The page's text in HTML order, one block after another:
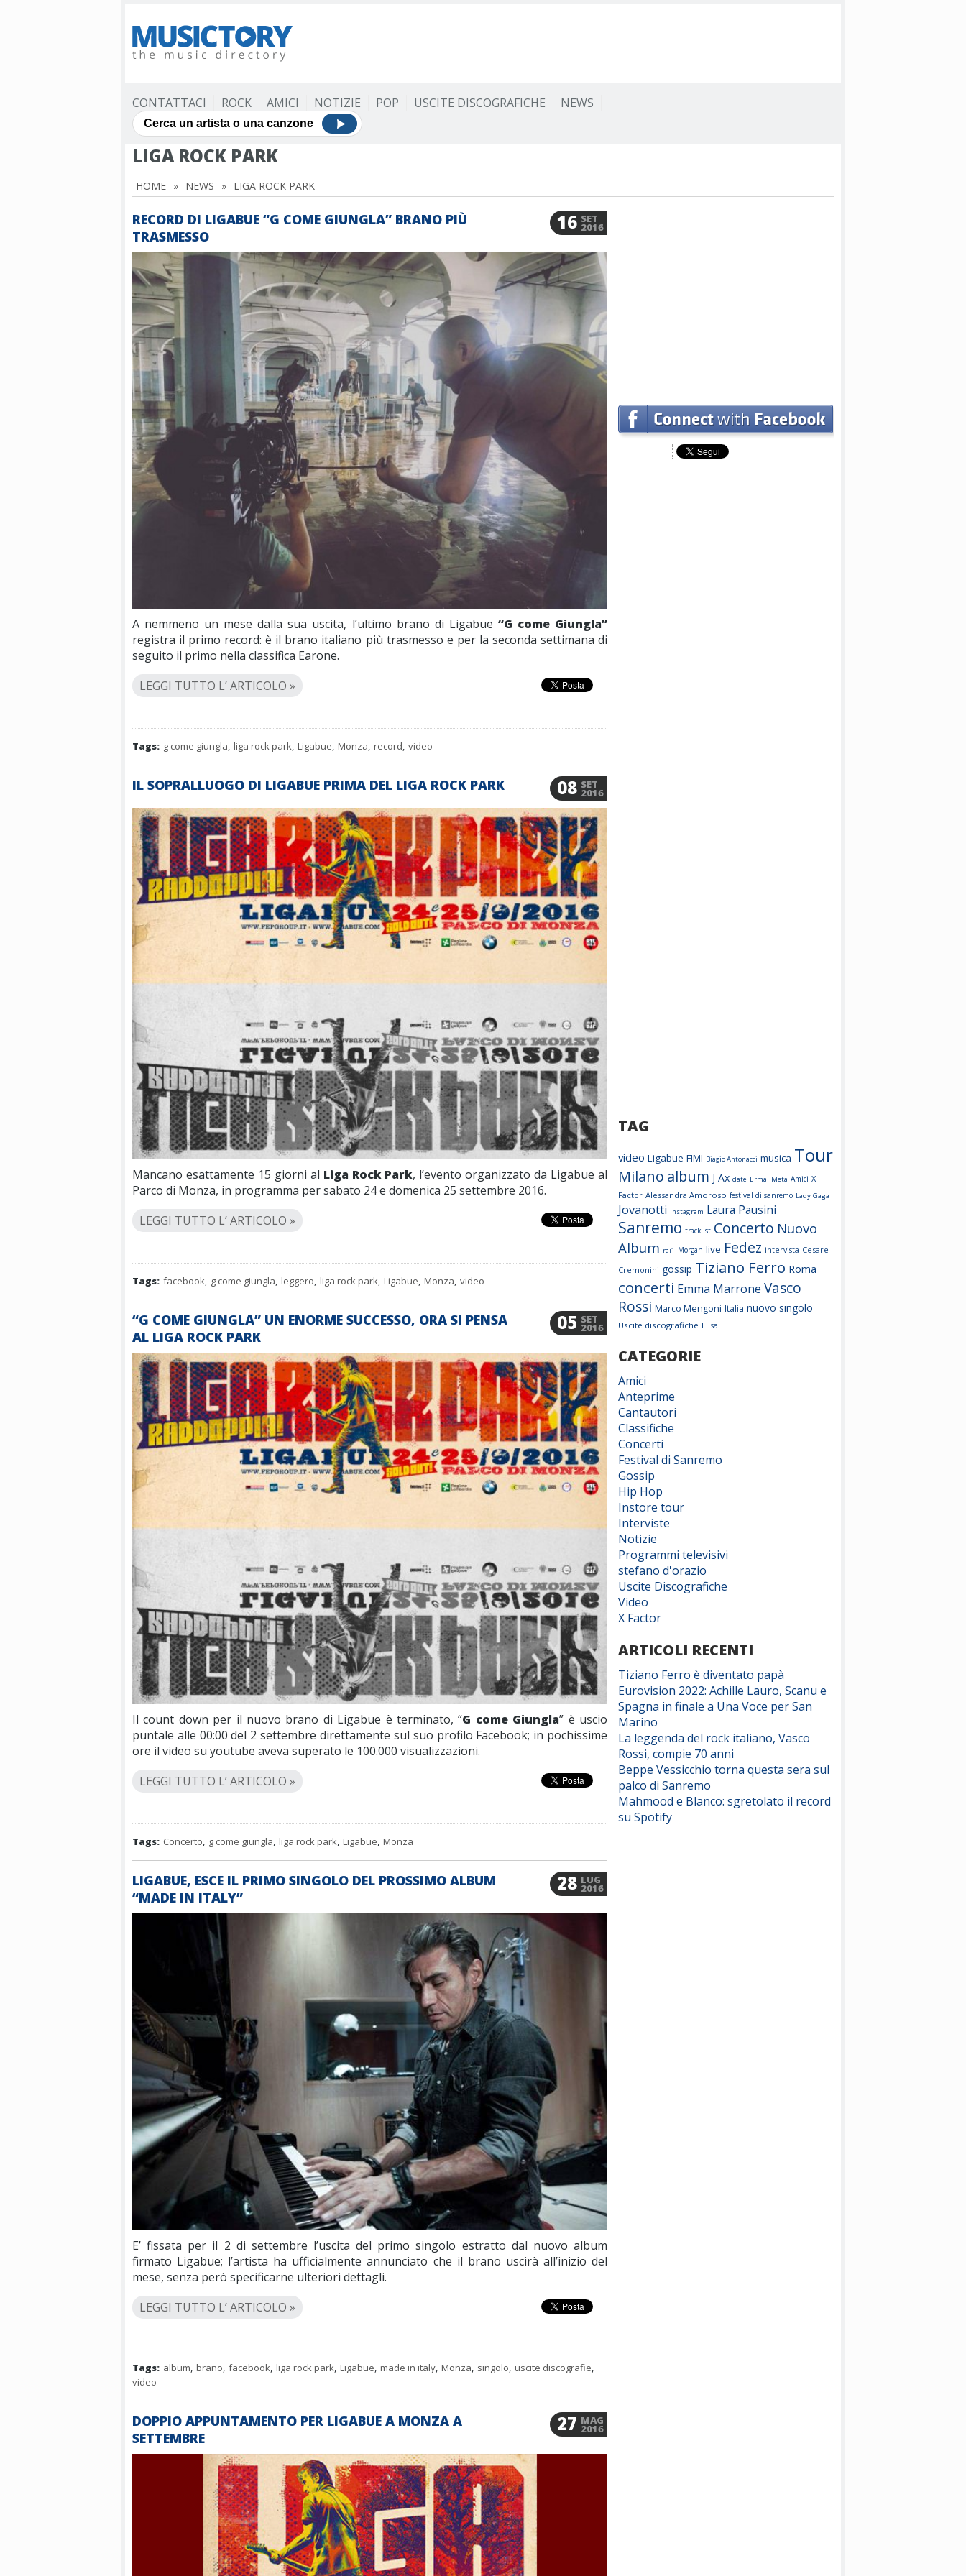
CONTATTACI ROCK AMICI NOTIZIE POP USCITE DISCOGRAFICHE NEWS
LIGA ROCK PARK
HOME » NEWS » LIGA ROCK PARK
RECORD DI LIGABUE “G COME GIUNGLA” BRANO PIÙ
TRASMESSO
16 SET
2016
A nemmeno un mese dalla sua uscita, l’ultimo brano di Ligabue “G come Giungla”
registra il primo record: è il brano italiano più trasmesso e per la seconda settimana di
seguito il primo nella classifica Earone.
LEGGI TUTTO L’ ARTICOLO »
Tags: g come giungla, liga rock park, Ligabue, Monza, record, video
IL SOPRALLUOGO DI LIGABUE PRIMA DEL LIGA ROCK PARK 08 SET
2016
Mancano esattamente 15 giorni al Liga Rock Park, l’evento organizzato da Ligabue al
Parco di Monza, in programma per sabato 24 e domenica 25 settembre 2016.
LEGGI TUTTO L’ ARTICOLO »
Tags: facebook, g come giungla, leggero, liga rock park, Ligabue, Monza, video
“G COME GIUNGLA” UN ENORME SUCCESSO, ORA SI PENSA
AL LIGA ROCK PARK
05 SET
2016
Il count down per il nuovo brano di Ligabue è terminato, “G come Giungla” è uscio
puntale alle 00:00 del 2 settembre direttamente sul suo profilo Facebook; in pochissime
ore il video su youtube aveva superato le 100.000 visualizzazioni.
LEGGI TUTTO L’ ARTICOLO »
Tags: Concerto, g come giungla, liga rock park, Ligabue, Monza
LIGABUE, ESCE IL PRIMO SINGOLO DEL PROSSIMO ALBUM
“MADE IN ITALY”
28 LUG
2016
E’ fissata per il 2 di settembre l’uscita del primo singolo estratto dal nuovo album
firmato Ligabue; l’artista ha ufficialmente annunciato che il brano uscirà all’inizio del
mese, senza però specificarne ulteriori dettagli.
LEGGI TUTTO L’ ARTICOLO »
Tags: album, brano, facebook, liga rock park, Ligabue, made in italy, Monza, singolo, uscite discografie,
video
DOPPIO APPUNTAMENTO PER LIGABUE A MONZA A
SETTEMBRE
27 MAG
2016
TAG
video Ligabue FIMI Biagio Antonacci musica Tour
Milano album J Ax date Ermal Meta Amici X
Factor Alessandra Amoroso festival di sanremo Lady Gaga
Jovanotti Instagram Laura Pausini
Sanremo tracklist Concerto Nuovo
Album rai1 Morgan live Fedez intervista Cesare
Cremonini gossip Tiziano Ferro Roma
concerti Emma Marrone Vasco
Rossi Marco Mengoni Italia nuovo singolo
Uscite discografiche Elisa
CATEGORIE
Amici
Anteprime
Cantautori
Classifiche
Concerti
Festival di Sanremo
Gossip
Hip Hop
Instore tour
Interviste
Notizie
Programmi televisivi
stefano d'orazio
Uscite Discografiche
Video
X Factor
ARTICOLI RECENTI
Tiziano Ferro è diventato papà
Eurovision 2022: Achille Lauro, Scanu e
Spagna in finale a Una Voce per San
Marino
La leggenda del rock italiano, Vasco
Rossi, compie 70 anni
Beppe Vessicchio torna questa sera sul
palco di Sanremo
Mahmood e Blanco: sgretolato il record
su Spotify